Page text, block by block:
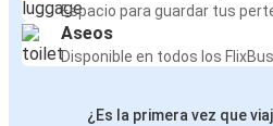
Espacio para guardar tus
Aseos
Disponible en todos los FlixBus
¿Es la primera vez que